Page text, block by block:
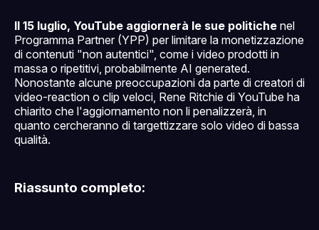
Il 15 luglio, YouTube aggiornerà le sue politiche nel
Programma Partner (YPP) per limitare la monetizzazione
di contenuti "non autentici", come i video prodotti in
massa o ripetitivi, probabilmente AI generated.
Nonostante alcune preoccupazioni da parte di creatori di
video-reaction o clip veloci, Rene Ritchie di YouTube ha
chiarito che l'aggiornamento non li penalizzerà, in
quanto cercheranno di targettizzare solo video di bassa
qualità.
Riassunto completo: